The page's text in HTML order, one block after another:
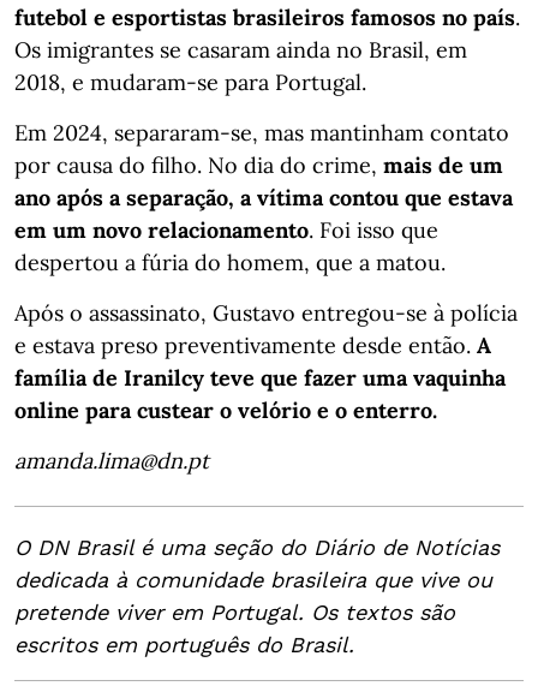
futebol e esportistas brasileiros famosos no país.
Os imigrantes se casaram ainda no Brasil, em
2018, e mudaram-se para Portugal.
Em 2024, separaram-se, mas mantinham contato
por causa do filho. No dia do crime, mais de um
ano após a separação, a vítima contou que estava
em um novo relacionamento. Foi isso que
despertou a fúria do homem, que a matou.
Após o assassinato, Gustavo entregou-se à polícia
e estava preso preventivamente desde então. A
família de Iranilcy teve que fazer uma vaquinha
online para custear o velório e o enterro.
amanda.lima@dn.pt
O DN Brasil é uma seção do Diário de Notícias
dedicada à comunidade brasileira que vive ou
pretende viver em Portugal. Os textos são
escritos em português do Brasil.